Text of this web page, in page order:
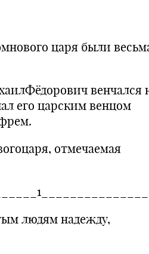
царя были
венчался
его царским венцом
отмечаемая
людям надежду,